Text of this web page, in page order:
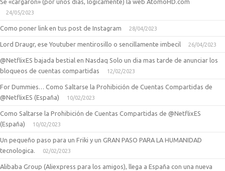
Se «cargaron» (por unos dias, logicamente) la web AtomoHD.com
24/05/2023
Como poner link en tus post de Instagram 28/04/2023
Lord Draugr, ese Youtuber mentirosillo o sencillamente imbecil 26/04/2023
@NetflixES bajada bestial en Nasdaq Solo un dia mas tarde de anunciar los
bloqueos de cuentas compartidas
12/02/2023
For Dummies… Como Saltarse la Prohibición de Cuentas Compartidas de
@NetflixES (España)
10/02/2023
Como Saltarse la Prohibición de Cuentas Compartidas de @NetflixES
(España)
10/02/2023
Un pequeño paso para un Friki y un GRAN PASO PARA LA HUMANIDAD
tecnologica.
02/02/2023
Alibaba Group (Aliexpress para los amigos), llega a España con una nueva